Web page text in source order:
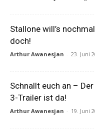
Stallone will’s
doch!
Arthur Awanesjan - 23. Juni
Schnallt euch an –
3-Trailer ist da!
Arthur Awanesjan - 19. Juni